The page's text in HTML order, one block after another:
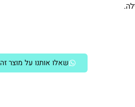
שאלו אותנו על מוצר זה